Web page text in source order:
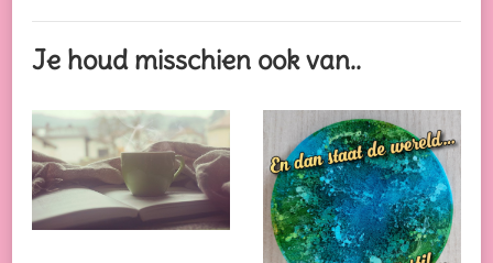
Je houd misschien ook van..